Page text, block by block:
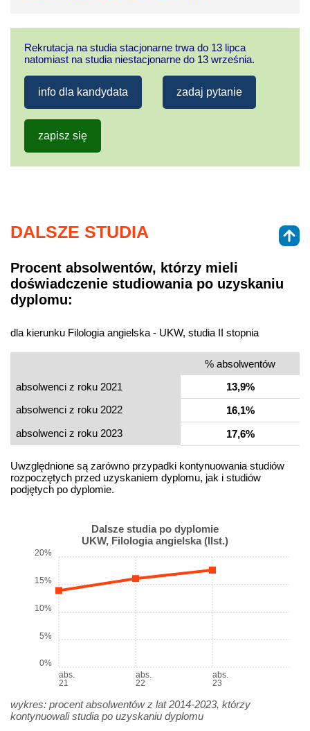
Rekrutacja na studia stacjonarne trwa do 13 lipca
natomiast na studia niestacjonarne do 13 września.
info dla kandydata zadaj pytanie
zapisz się
DALSZE STUDIA
Procent absolwentów, którzy mieli
doświadczenie studiowania po uzyskaniu
dyplomu:
dla kierunku Filologia angielska - UKW, studia II stopnia
% absolwentów
absolwenci z roku 2021
13,9%
absolwenci z roku 2022
16,1%
absolwenci z roku 2023
17,6%
Uwzględnione są zarówno przypadki kontynuowania studiów
rozpoczętych przed uzyskaniem dyplomu, jak i studiów
podjętych po dyplomie.
Dalsze studia po dyplomie
UKW, Filologia angielska (IIst.)
abs.
21
abs.
22
abs.
23
0%
5%
10%
15%
20%
wykres: procent absolwentów z lat 2014-2023, którzy
kontynuowali studia po uzyskaniu dyplomu